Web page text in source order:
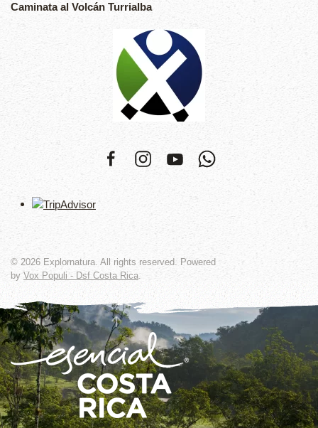
Caminata al Volcán Turrialba
© 2026 Explornatura. All rights reserved. Powered
by Vox Populi - Dsf Costa Rica.